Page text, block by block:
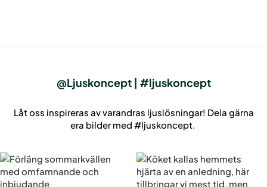
@Ljuskoncept | #ljuskoncept
Låt oss inspireras av varandras ljuslösningar! Dela gärna
era bilder med #ljuskoncept.